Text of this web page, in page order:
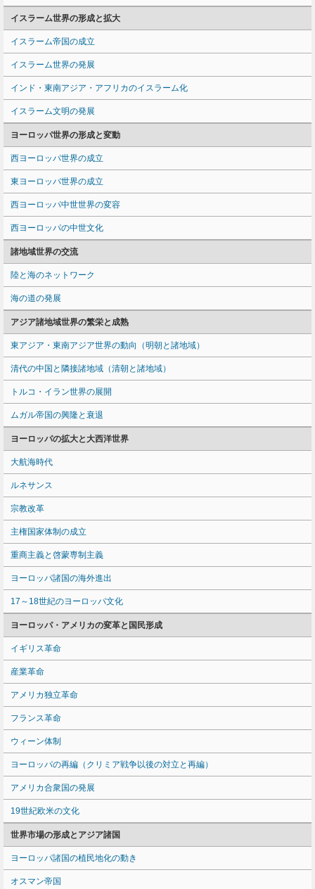
イスラーム世界の形成と拡大
イスラーム帝国の成立
イスラーム世界の発展
インド・東南アジア・アフリカのイスラーム化
イスラーム文明の発展
ヨーロッパ世界の形成と変動
西ヨーロッパ世界の成立
東ヨーロッパ世界の成立
西ヨーロッパ中世世界の変容
西ヨーロッパの中世文化
諸地域世界の交流
陸と海のネットワーク
海の道の発展
アジア諸地域世界の繁栄と成熟
東アジア・東南アジア世界の動向（明朝と諸地域）
清代の中国と隣接諸地域（清朝と諸地域）
トルコ・イラン世界の展開
ムガル帝国の興隆と衰退
ヨーロッパの拡大と大西洋世界
大航海時代
ルネサンス
宗教改革
主権国家体制の成立
重商主義と啓蒙専制主義
ヨーロッパ諸国の海外進出
17～18世紀のヨーロッパ文化
ヨーロッパ・アメリカの変革と国民形成
イギリス革命
産業革命
アメリカ独立革命
フランス革命
ウィーン体制
ヨーロッパの再編（クリミア戦争以後の対立と再編）
アメリカ合衆国の発展
19世紀欧米の文化
世界市場の形成とアジア諸国
ヨーロッパ諸国の植民地化の動き
オスマン帝国